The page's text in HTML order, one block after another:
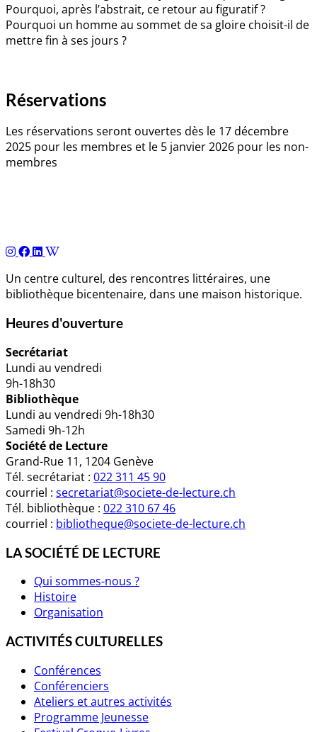
Pourquoi, après l’abstrait, ce retour au figuratif ?
Pourquoi un homme au sommet de sa gloire choisit-il de
mettre fin à ses jours ?
Réservations
Les réservations seront ouvertes dès le 17 décembre
2025 pour les membres et le 5 janvier 2026 pour les non-
membres
Un centre culturel, des rencontres littéraires, une
bibliothèque bicentenaire, dans une maison historique.
Heures d'ouverture
Secrétariat
Lundi au vendredi
9h-18h30
Bibliothèque
Lundi au vendredi 9h-18h30
Samedi 9h-12h
Société de Lecture
Grand-Rue 11, 1204 Genève
Tél. secrétariat : 022 311 45 90
courriel : secretariat@societe-de-lecture.ch
Tél. bibliothèque : 022 310 67 46
courriel : bibliotheque@societe-de-lecture.ch
LA SOCIÉTÉ DE LECTURE
Qui sommes-nous ?
Histoire
Organisation
ACTIVITÉS CULTURELLES
Conférences
Conférenciers
Ateliers et autres activités
Programme Jeunesse